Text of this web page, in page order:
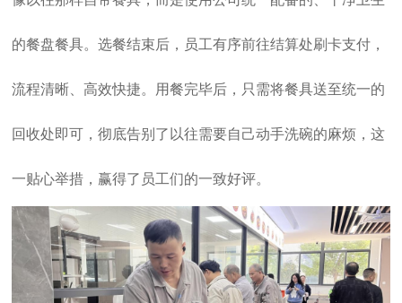
的餐盘餐具。选餐结束后，员工有序前往结算处刷卡支付，
流程清晰、高效快捷。用餐完毕后，只需将餐具送至统一的
回收处即可，彻底告别了以往需要自己动手洗碗的麻烦，这
一贴心举措，赢得了员工们的一致好评。